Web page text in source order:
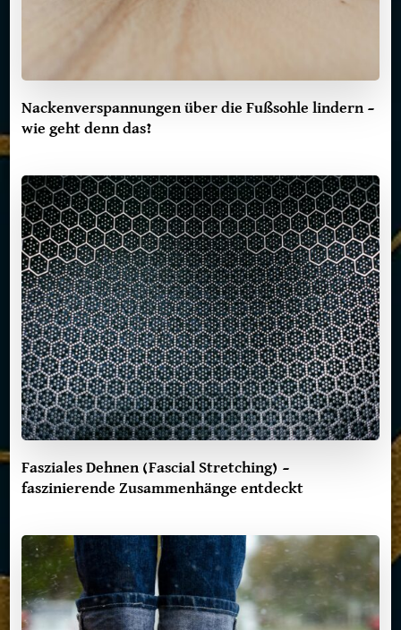
Nackenverspannungen über die Fußsohle lindern –
wie geht denn das?
Fasziales Dehnen (Fascial Stretching) –
faszinierende Zusammenhänge entdeckt